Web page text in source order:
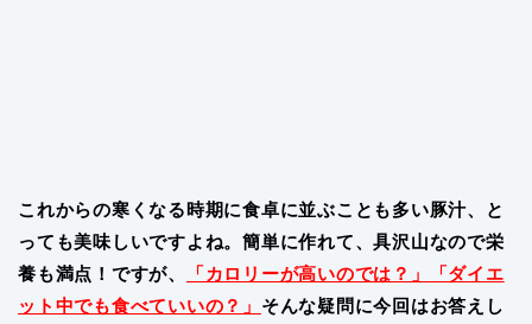
これからの寒くなる時期に食卓に並ぶことも多い豚汁、と
っても美味しいですよね。簡単に作れて、具沢山なので栄
養も満点！ですが、
「カロリーが高いのでは？」「ダイエ
ット中でも食べていいの？」 そんな疑問に今回はお答えし